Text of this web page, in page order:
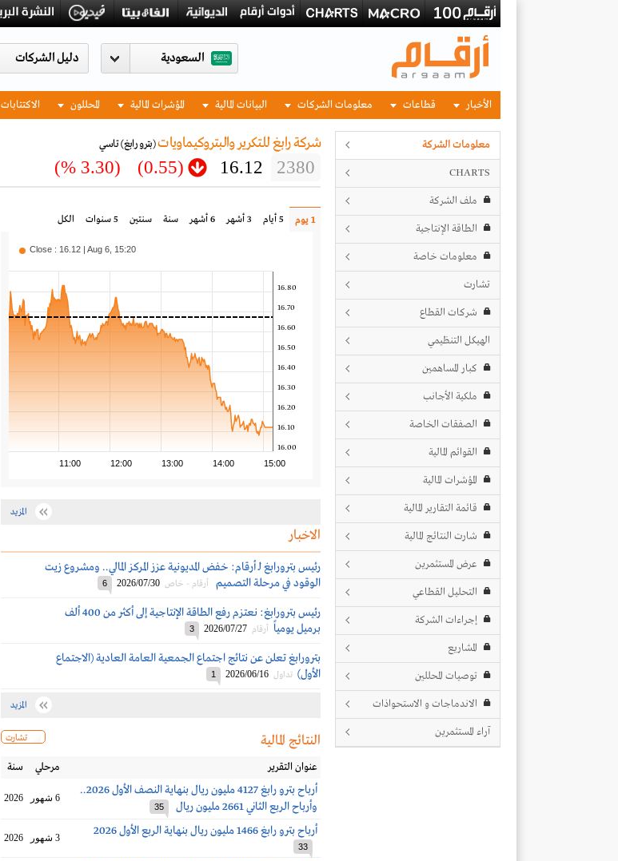
السعودية
الأخبار قطاعات معلومات الشركات البيانات المالية المؤشرات المالية المحللون الاكتتابات
معلومات الشركة
CHARTS
ملف الشركة
الطاقة الإنتاجية
معلومات خاصة
تشارت
شركات القطاع
الهيكل التنظيمي
كبار المساهمين
ملكية الأجانب
الصفقات الخاصة
القوائم المالية
المؤشرات المالية
قائمة التقارير المالية
شارت النتائج المالية
عرض المستثمرين
التحليل القطاعي
إجراءات الشركة
المشاريع
توصيات المحللين
الاندماجات و الاستحواذات
آراء المستثمرين
شركة رابغ للتكرير والبتروكيماويات(بترو رابغ)تاسي
2380
16.12
(0.55)
(3.30 %)
1 يوم 5 أيام 3 أشهر 6 أشهر سنة سنتين 5 سنوات الكل
11:00 12:00 13:00 14:00 15:00
16.00
16.10
16.20
16.30
16.40
16.50
16.60
16.70
16.80
Close : 16.12 | Aug 6, 15:20
المزيد
الاخبار
رئيس بترورابغ لـ أرقام: خفض المديونية عزز المركز المالي.. ومشروع زيت
الوقود في مرحلة التصميم
أرقام - خاص 2026/07/30
6
رئيس بترورابغ: نعتزم رفع الطاقة الإنتاجية إلى أكثر من 400 ألف
برميل يومياً أرقام 2026/07/27
3
بترورابغ تعلن عن نتائج اجتماع الجمعية العامة العادية (الاجتماع
الأول) تداول 2026/06/16
1
المزيد
تشارت النتائج المالية
عنوان التقرير مرحلي سنة
أرباح بترو رابغ 4127 مليون ريال بنهاية النصف الأول 2026..
وأرباح الربع الثاني 2661 مليون ريال
35
6 شهور 2026
أرباح بترو رابغ 1466 مليون ريال بنهاية الربع الأول 2026
33
3 شهور 2026